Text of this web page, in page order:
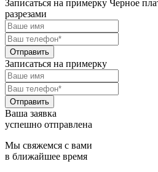
Записаться на примерку Черное
разрезами
Записаться на примерку
Ваша заявка
успешно отправлена
Мы свяжемся с вами
в ближайшее время